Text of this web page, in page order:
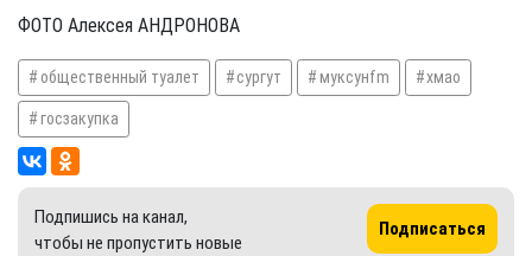
ФОТО Алексея АНДРОНОВА
общественный туалет сургут муксунfm хмао
госзакупка
Подпишись на канал,
чтобы не пропустить новые
Подписаться